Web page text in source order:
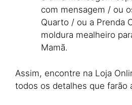
com mensagem / ou
Quarto / ou a Prenda
moldura mealheiro
Mamã.
Assim, encontre na Loja
todos os detalhes que farão